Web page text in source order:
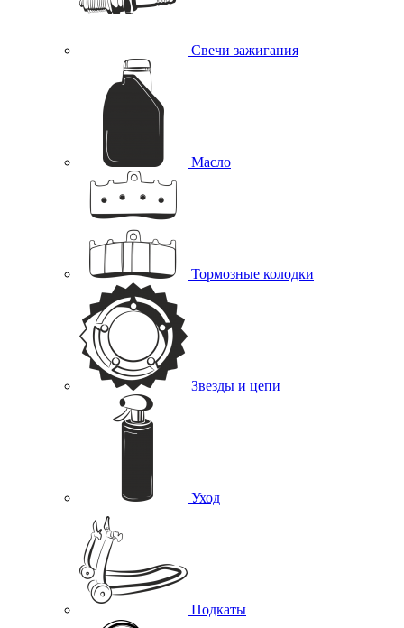
Свечи зажигания
Масло
Тормозные колодки
Звезды и цепи
Уход
Подкаты